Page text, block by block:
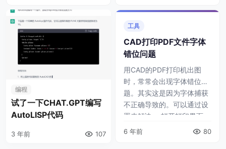
了一下发现没有比较完整的
文章。于是责任心 ...
编程
试了一下CHAT.GPT编写
AutoLISP代码
3 年前 107
工具
CAD打印PDF文件字体
错位问题
用CAD的PDF打印机出图
时，常常会出现字体错位问
题。其实这是因为字体捕获
不正确导致的。可以通过设
置来解决： 打开打印界面
选择你要用的打印机 点击右
6 年前 80